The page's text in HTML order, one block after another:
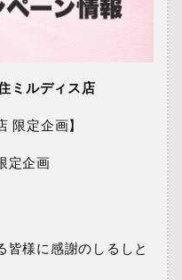
ミルディス店
限定企画】
定企画
皆様に感謝のしるしと